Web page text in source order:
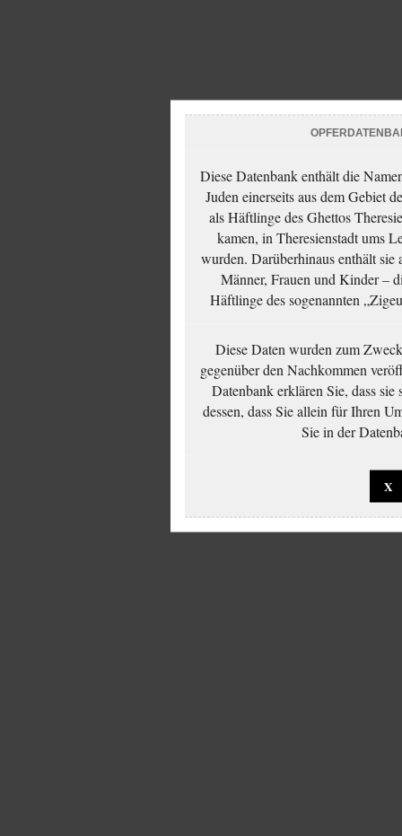
Diese Datenbank enthält die
Juden einerseits aus dem Gebiet
als Häftlinge des Ghettos
kamen, in Theresienstadt ums
wurden. Darüberhinaus enthält
Männer, Frauen und Kinder –
Häftlinge des sogenannten
Diese Daten wurden zum
gegenüber den Nachkommen
Datenbank erklären Sie, dass sie
dessen, dass Sie allein für Ihren
Sie in der
X